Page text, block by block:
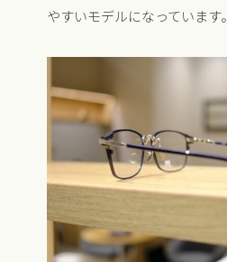
やすいモデルになっています。